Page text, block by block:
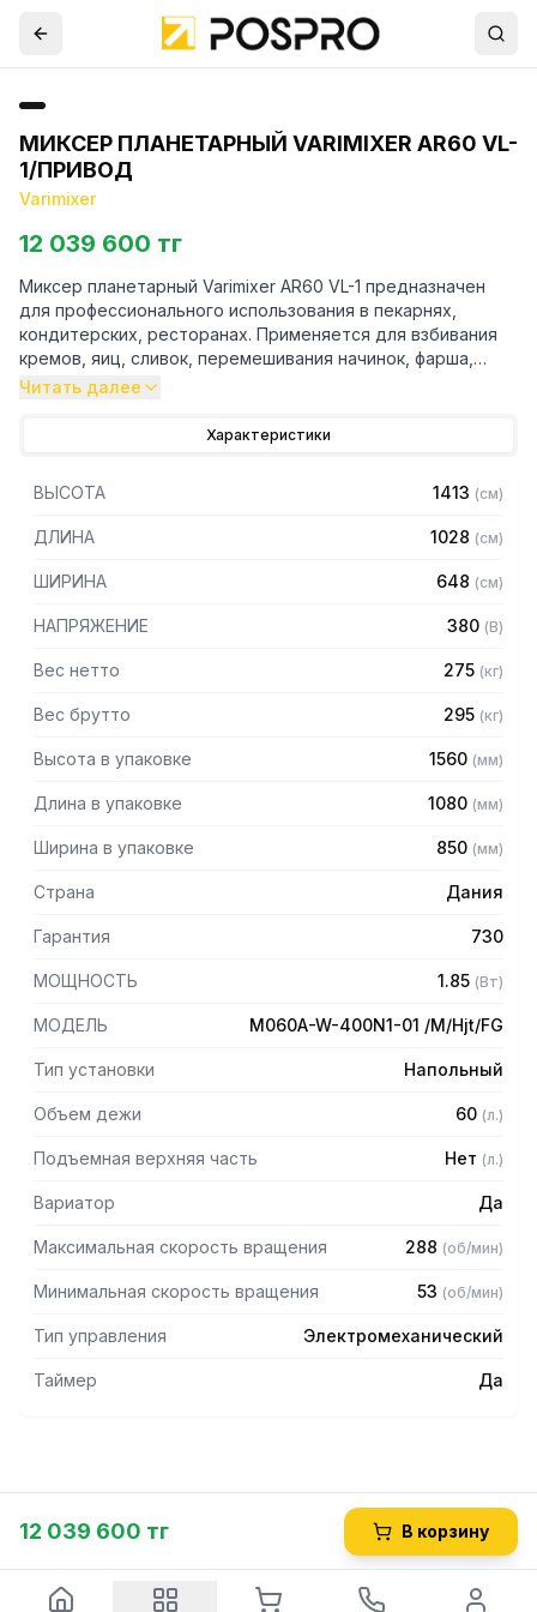
МИКСЕР ПЛАНЕТАРНЫЙ VARIMIXER AR60 VL-
1/ПРИВОД
Varimixer
12 039 600 тг
Миксер планетарный Varimixer AR60 VL-1 предназначен
для профессионального использования в пекарнях,
кондитерских, ресторанах. Применяется для взбивания
кремов, яиц, сливок, перемешивания начинок, фарша,
приготовления основы для тортов. Разработан для
— Привод для подключения различных аксессуаров*
— Мощный двигатель способен работать с большим
количеством тяжелых ингредиентов
— Ручная регулировка скорости и ручное опускание дежи
— Чаша поднимается, центрируется и фиксируется на
— При взбивании сливок: 12 л
— При замесе дрожжевого теста влажностью 50%: 34 кг
— При перемешивании фарша: 36 кг
— При перемешивании картофельного пюре: 32 кг
— Венчик
— Крюк
дополнительно.
Данные по загрузке носят справочный характер.
Фактическая загрузка зависит от рецептуры и может
Читать далее
Характеристики
ВЫСОТА 1413 (см)
ДЛИНА 1028 (см)
ШИРИНА 648 (см)
НАПРЯЖЕНИЕ 380 (В)
Вес нетто 275 (кг)
Вес брутто 295 (кг)
Высота в упаковке 1560 (мм)
Длина в упаковке 1080 (мм)
Ширина в упаковке 850 (мм)
Страна Дания
Гарантия 730
МОЩНОСТЬ 1.85 (Вт)
МОДЕЛЬ M060A-W-400N1-01 /M/Hjt/FG
Тип установки Напольный
Объем дежи 60 (л.)
Подъемная верхняя часть Нет (л.)
Вариатор Да
Максимальная скорость вращения 288 (об/мин)
Минимальная скорость вращения 53 (об/мин)
Тип управления Электромеханический
Таймер Да
12 039 600 тг В корзину